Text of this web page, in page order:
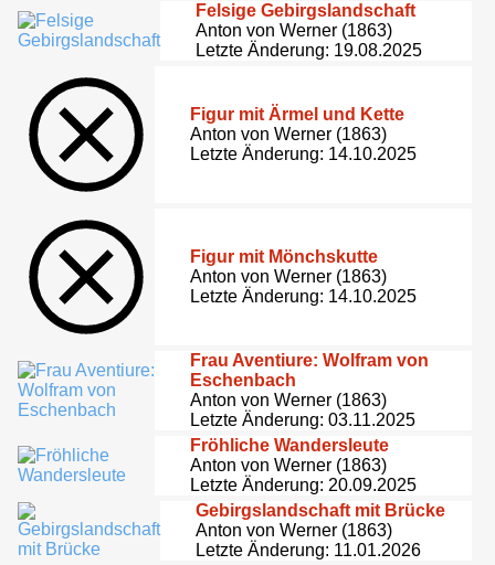
Felsige Gebirgslandschaft
Anton von Werner (1863)
Letzte Änderung: 19.08.2025
Figur mit Ärmel und Kette
Anton von Werner (1863)
Letzte Änderung: 14.10.2025
Figur mit Mönchskutte
Anton von Werner (1863)
Letzte Änderung: 14.10.2025
Frau Aventiure: Wolfram von
Eschenbach
Anton von Werner (1863)
Letzte Änderung: 03.11.2025
Fröhliche Wandersleute
Anton von Werner (1863)
Letzte Änderung: 20.09.2025
Gebirgslandschaft mit Brücke
Anton von Werner (1863)
Letzte Änderung: 11.01.2026